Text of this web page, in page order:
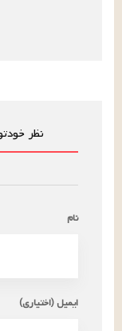
نظر
نام
ایمیل (اختیاری)